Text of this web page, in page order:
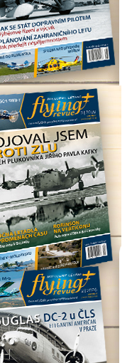
Projekt nadzvukového
letounu X-59 QueSST
směřuje k prvnímu letu